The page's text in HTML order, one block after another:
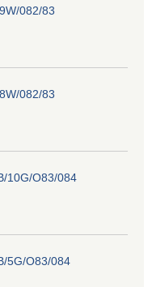
082/83
082/83
10G/O83/084
5G/O83/084